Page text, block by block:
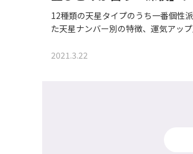
12種類の天星タイプのうち一番個性
た天星ナンバー別の特徴、運気アッ
2021.3.22